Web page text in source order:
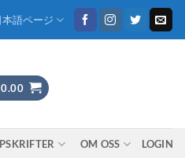
本語ページ
0.00
OM OSS LOGIN